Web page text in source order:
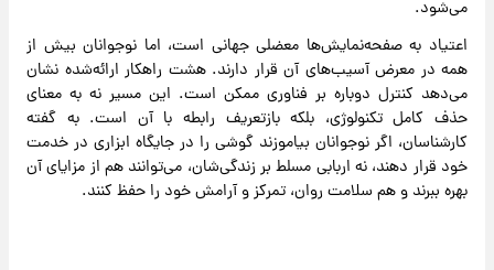
می‌شود.
اعتیاد به صفحه‌نمایش‌ها معضلی جهانی است، اما نوجوانان بیش از
همه در معرض آسیب‌های آن قرار دارند. هشت راهکار ارائه‌شده نشان
می‌دهد کنترل دوباره بر فناوری ممکن است. این مسیر نه به معنای
حذف کامل تکنولوژی، بلکه بازتعریف رابطه با آن است. به گفته
کارشناسان، اگر نوجوانان بیاموزند گوشی را در جایگاه ابزاری در خدمت
خود قرار دهند، نه اربابی مسلط بر زندگی‌شان، می‌توانند هم از مزایای آن
بهره ببرند و هم سلامت روان، تمرکز و آرامش خود را حفظ کنند.